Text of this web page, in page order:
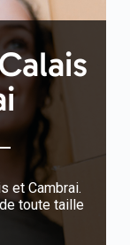
et Cambrai.
toute taille